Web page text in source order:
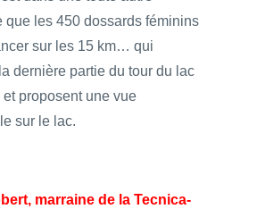
que les 450 dossards féminins
sur les 15 km… qui
dernière partie du tour du lac
et proposent une vue
sur le lac.
marraine de la Tecnica-